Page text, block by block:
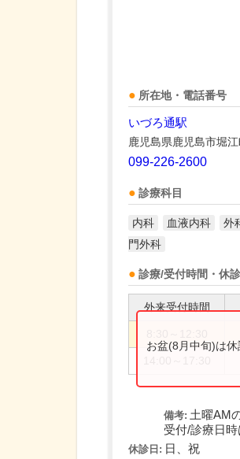
所在地・電話番号
いづろ通駅
鹿児島県鹿児島市堀
099-226-2600
診療科目
内科 血液内科 外
門外科
診療/受付時間・休
外来受付時間
お盆(8月中旬)は
備考: 土曜AM
受付/診療日
休診日: 日、祝